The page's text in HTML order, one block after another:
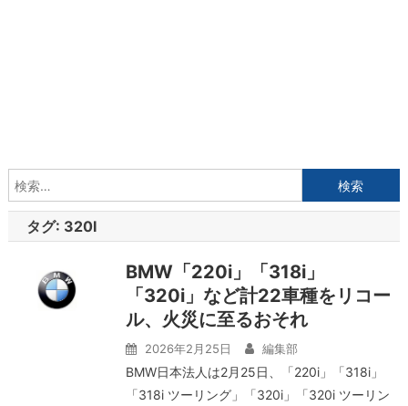
索:
タグ: 320I
BMW「220i」「318i」
「320i」など計22車種をリコー
ル、火災に至るおそれ
2026年2月25日 編集部
BMW日本法人は2月25日、「220i」「318i」
「318i ツーリング」「320i」「320i ツーリン